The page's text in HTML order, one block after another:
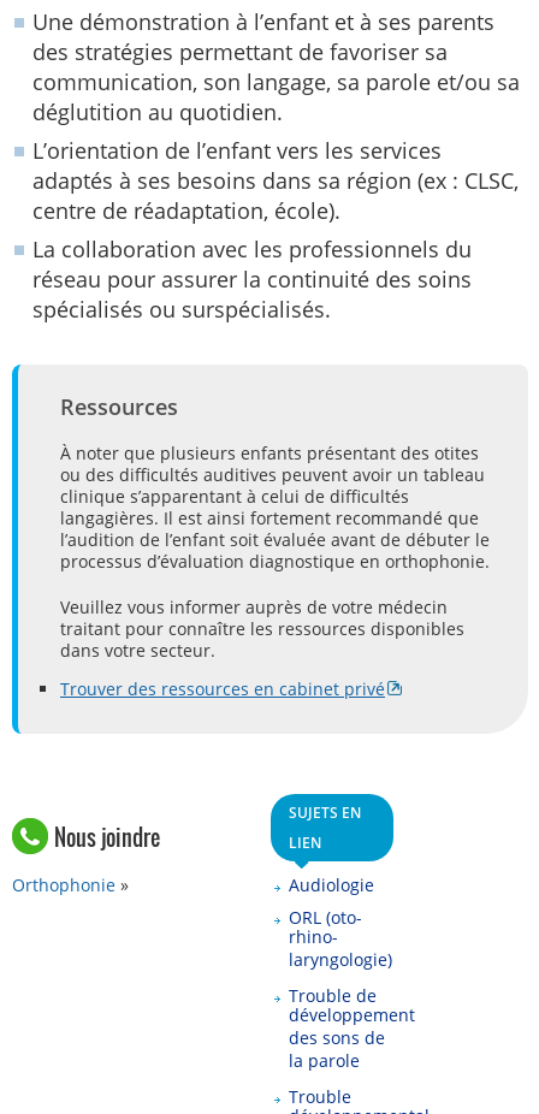
Une démonstration à l’enfant et à ses parents
des stratégies permettant de favoriser sa
communication, son langage, sa parole et/ou sa
déglutition au quotidien.
L’orientation de l’enfant vers les services
adaptés à ses besoins dans sa région (ex : CLSC,
centre de réadaptation, école).
La collaboration avec les professionnels du
réseau pour assurer la continuité des soins
spécialisés ou surspécialisés.
Ressources
À noter que plusieurs enfants présentant des otites
ou des difficultés auditives peuvent avoir un tableau
clinique s’apparentant à celui de difficultés
langagières. Il est ainsi fortement recommandé que
l’audition de l’enfant soit évaluée avant de débuter le
processus d’évaluation diagnostique en orthophonie.
Veuillez vous informer auprès de votre médecin
traitant pour connaître les ressources disponibles
dans votre secteur.
Trouver des ressources en cabinet privé
Nous joindre
Orthophonie
SUJETS EN
LIEN
Audiologie
ORL (oto-
rhino-
laryngologie)
Trouble de
développement
des sons de
la parole
Trouble